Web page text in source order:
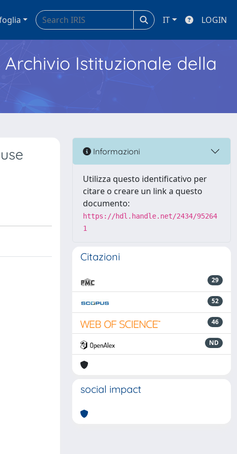
IT LOGIN
Archivio Istituzionale della
Informazioni
Utilizza questo identificativo per
citare o creare un link a questo
documento:
https://hdl.handle.net/2434/95264
1
Citazioni
29
52
46
ND
social impact